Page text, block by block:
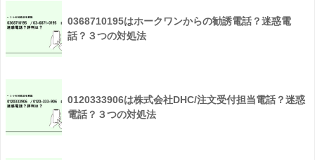
0368710195はホークワンからの勧誘電話？迷惑電
話？３つの対処法
0120333906は株式会社DHC/注文受付担当電話？迷惑
電話？３つの対処法